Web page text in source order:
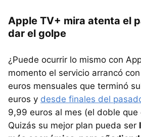
Apple TV+ mira atenta el
dar el golpe
¿Puede ocurrir lo mismo con
momento el servicio arrancó
euros mensuales que terminó
euros y desde finales del
9,99 euros al mes (el doble que
Quizás su mejor plan pueda ser